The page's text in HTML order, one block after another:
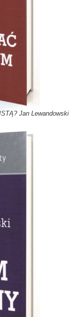
Jan Lewandowski